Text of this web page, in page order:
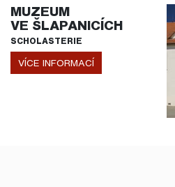
MUZEUM
VE ŠLAPANICÍCH
SCHOLASTERIE
VÍCE INFORMACÍ